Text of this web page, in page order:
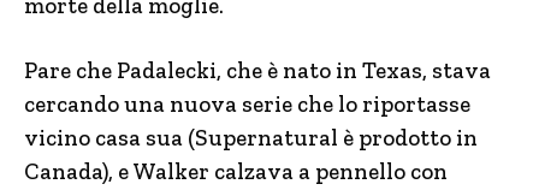
Pare che Padalecki, che è nato in Texas, stava
cercando una nuova serie che lo riportasse
vicino casa sua (Supernatural è prodotto in
Canada), e Walker calzava a pennello con